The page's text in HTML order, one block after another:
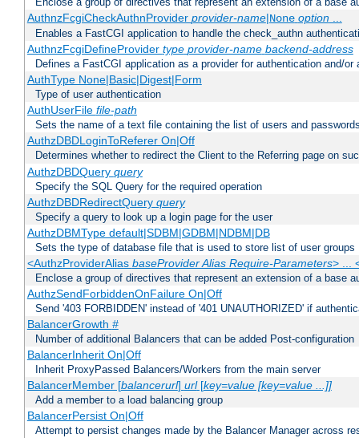
AuthnzFcgiCheckAuthnProvider provider-name|None option...
Enables a FastCGI application to handle the check_authn
AuthnzFcgiDefineProvider type provider-name backend-address
Defines a FastCGI application as a provider for authentication and/or
AuthType None|Basic|Digest|Form
Type of user authentication
AuthUserFile file-path
Sets the name of a text file containing the list of users and
AuthzDBDLoginToReferer On|Off
Determines whether to redirect the Client to the Referring page on
AuthzDBDQuery query
Specify the SQL Query for the required operation
AuthzDBDRedirectQuery query
Specify a query to look up a login page for the user
AuthzDBMType default|SDBM|GDBM|NDBM|DB
Sets the type of database file that is used to store list of user groups
<AuthzProviderAlias baseProvider Alias Require-Parameters> ...
Enclose a group of directives that represent an extension of a base
AuthzSendForbiddenOnFailure On|Off
Send '403 FORBIDDEN' instead of '401 UNAUTHORIZED' if
BalancerGrowth #
Number of additional Balancers that can be added Post-configuration
BalancerInherit On|Off
Inherit ProxyPassed Balancers/Workers from the main server
BalancerMember [balancerurl] url[key=value [key=value ...]]
Add a member to a load balancing group
BalancerPersist On|Off
Attempt to persist changes made by the Balancer Manager across